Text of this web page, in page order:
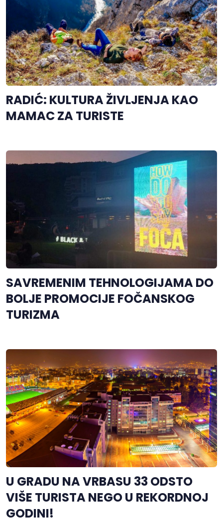
RADIĆ: KULTURA ŽIVLJENJA KAO
MAMAC ZA TURISTE
SAVREMENIM TEHNOLOGIJAMA DO
BOLJE PROMOCIJE FOČANSKOG
TURIZMA
U GRADU NA VRBASU 33 ODSTO
VIŠE TURISTA NEGO U REKORDNOJ
GODINI!